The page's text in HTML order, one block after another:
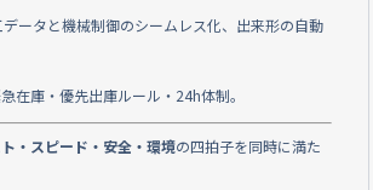
ータと機械制御のシームレス化、出来形の自動
急在庫・優先出庫ルール・24h体制。
・スピード・安全・環境の四拍子を同時に満た